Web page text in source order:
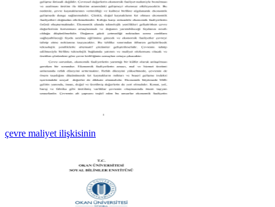
çevre maliyet ilişkisinin